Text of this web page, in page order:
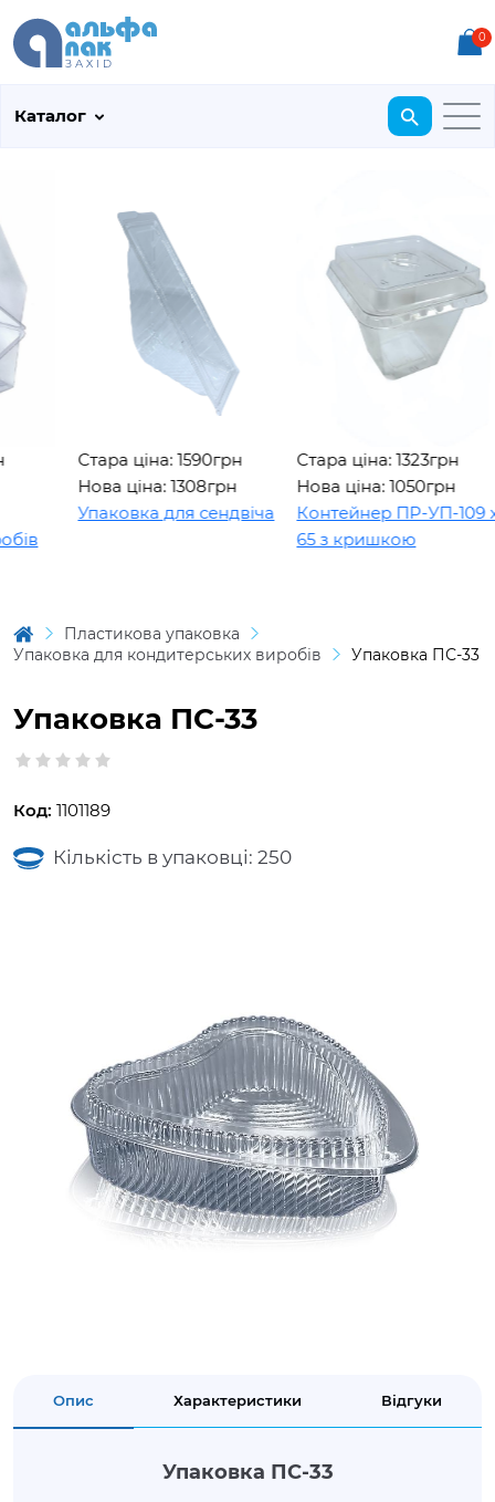
0
Каталог
Стара ціна: 1590грн
Нова ціна: 1308грн
Упаковка для сендвіча
Стара ціна: 1323грн
Нова ціна: 1050грн
Контейнер ПР-УП-109 х
65 з кришкою
Пластикова упаковка
Упаковка для кондитерських виробів
Упаковка ПС-33
Упаковка ПС-33
Код: 1101189
Кількість в упаковці: 250
Опис Характеристики Відгуки
Упаковка ПС-33